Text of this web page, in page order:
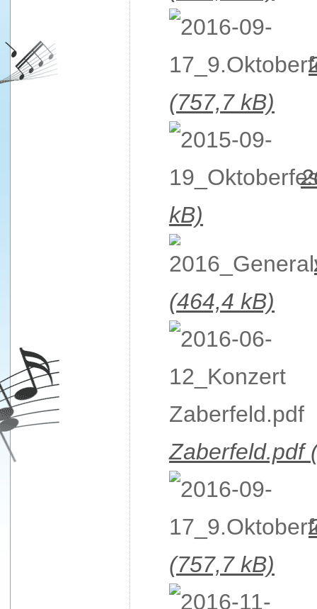
(757,7 kB)
kB)
(464,4 kB)
Zaberfeld.pdf
(757,7 kB)